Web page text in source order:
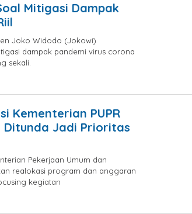
Mitigasi Dampak
Joko Widodo (Jokowi)
dampak pandemi virus corona
sekali.
Kementerian PUPR
Ditunda Jadi Prioritas
Pekerjaan Umum dan
realokasi program dan anggaran
kegiatan